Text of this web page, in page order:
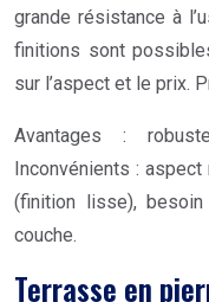
grande résistance à
finitions sont
sur l’aspect et le prix.
Avantages :
Inconvénients :
(finition lisse),
couche.
Terrasse en